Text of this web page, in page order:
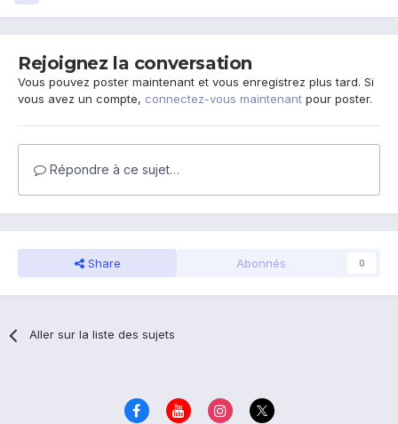
Rejoignez la conversation
Vous pouvez poster maintenant et vous enregistrez plus tard. Si
vous avez un compte, connectez-vous maintenant pour poster.
Répondre à ce sujet…
Share Abonnés 0
Aller sur la liste des sujets